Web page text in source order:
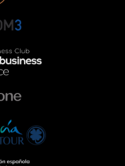
Rover en esta
de entender
de la
parte activa
con
y más
impulsan el
de la AECC